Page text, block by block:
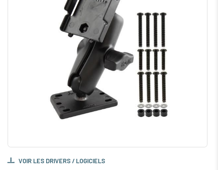
VOIR LES DRIVERS / LOGICIELS